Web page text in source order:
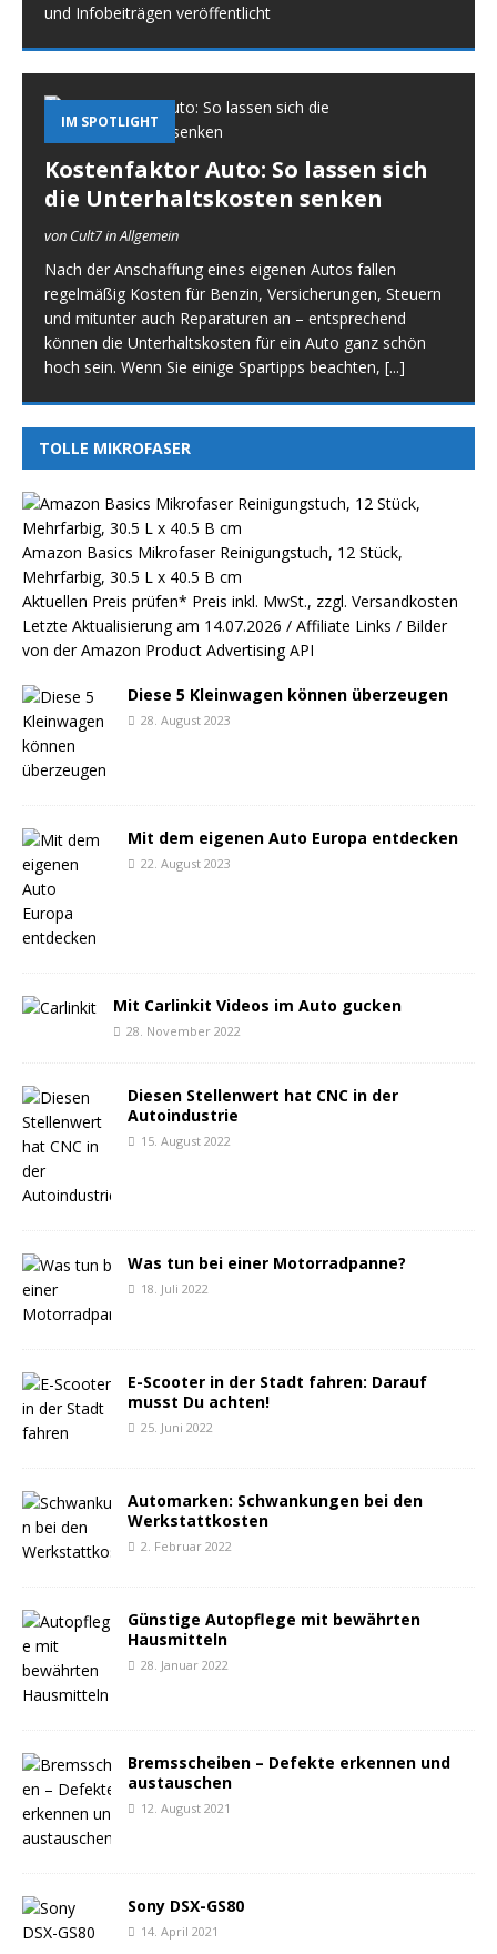
und Infobeiträgen veröffentlicht
IM SPOTLIGHT
Kostenfaktor Auto: So lassen sich
die Unterhaltskosten senken
von Cult7 in Allgemein
Nach der Anschaffung eines eigenen Autos fallen
regelmäßig Kosten für Benzin, Versicherungen, Steuern
und mitunter auch Reparaturen an – entsprechend
können die Unterhaltskosten für ein Auto ganz schön
hoch sein. Wenn Sie einige Spartipps beachten, [...]
TOLLE MIKROFASER
Amazon Basics Mikrofaser Reinigungstuch, 12 Stück,
Mehrfarbig, 30.5 L x 40.5 B cm
Aktuellen Preis prüfen* Preis inkl. MwSt., zzgl. Versandkosten
Letzte Aktualisierung am 14.07.2026 / Affiliate Links / Bilder
von der Amazon Product Advertising API
Diese 5 Kleinwagen können überzeugen
28. August 2023
Mit dem eigenen Auto Europa entdecken
22. August 2023
Mit Carlinkit Videos im Auto gucken
28. November 2022
Diesen Stellenwert hat CNC in der
Autoindustrie
15. August 2022
Was tun bei einer Motorradpanne?
18. Juli 2022
E-Scooter in der Stadt fahren: Darauf
musst Du achten!
25. Juni 2022
Automarken: Schwankungen bei den
Werkstattkosten
2. Februar 2022
Günstige Autopflege mit bewährten
Hausmitteln
28. Januar 2022
Bremsscheiben – Defekte erkennen und
austauschen
12. August 2021
Sony DSX-GS80
14. April 2021